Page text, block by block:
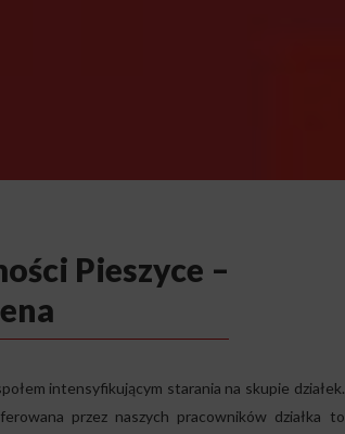
Pieszyce –
intensyfikującym starania na skupie działek.
przez naszych pracowników działka to